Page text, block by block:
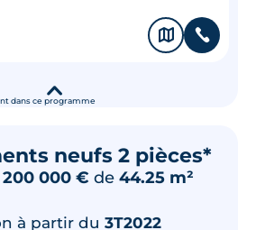
dans ce programme
🗞 📞
▾
neufs 2 pièces*
200 000 € de 44.25 m²
à partir du 3T2022